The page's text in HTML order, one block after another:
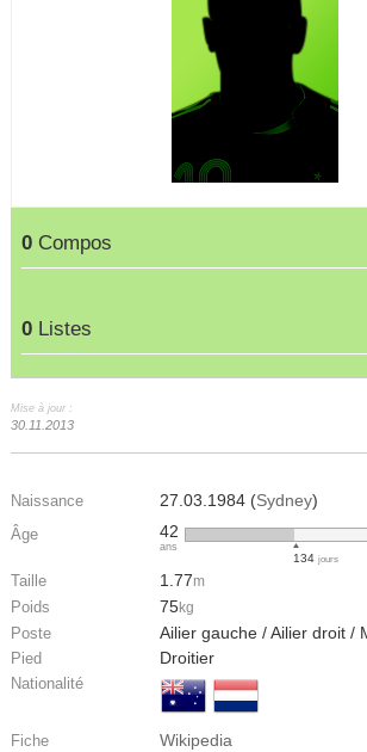
0 Compos
0 Listes
Mise à jour :
30.11.2013
Naissance 27.03.1984 (Sydney)
Âge 42
ans
134jours
Taille 1.77m
Poids 75kg
Poste Ailier gauche / Ailier droit /
Pied Droitier
Nationalité
Fiche Wikipedia